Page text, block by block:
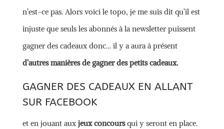
n’est-ce pas. Alors voici le topo, je me suis dit qu’il est
injuste que seuls les abonnés à la newsletter puissent
gagner des cadeaux donc… il y a aura à présent
d’autres manières de gagner des petits cadeaux.
GAGNER DES CADEAUX EN ALLANT
SUR FACEBOOK
et en jouant aux jeux concoursqui y seront en place.